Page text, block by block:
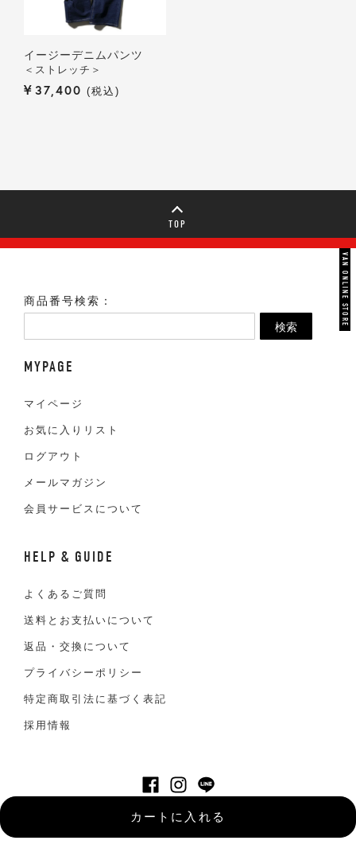
カートに入れる
イージーデニムパンツ
＜ストレッチ＞
¥ 37,400 税込
TOP
商品番号検索：
検索
MYPAGE
マイページ
お気に入りリスト
ログアウト
メールマガジン
会員サービスについて
HELP & GUIDE
よくあるご質問
送料とお支払いについて
返品・交換について
プライバシーポリシー
特定商取引法に基づく表記
採用情報
©VAN JACKET INC. All Right reserved
VAN ONLINE STORE